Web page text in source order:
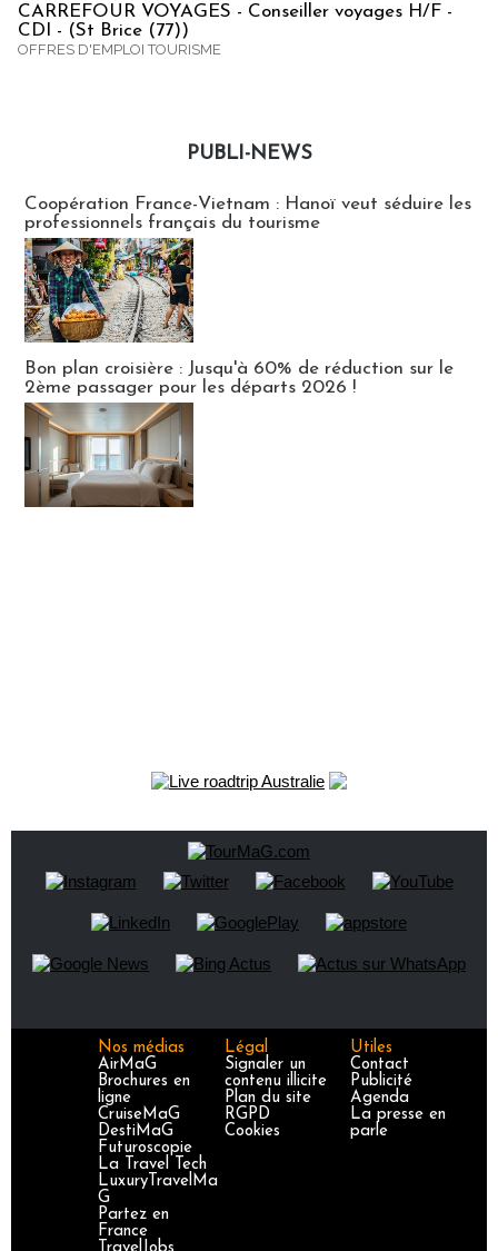
CARREFOUR VOYAGES - Conseiller voyages H/F -
CDI - (St Brice (77))
OFFRES D'EMPLOI TOURISME
PUBLI-NEWS
Coopération France-Vietnam : Hanoï veut séduire les
professionnels français du tourisme
Bon plan croisière : Jusqu'à 60% de réduction sur le
2ème passager pour les départs 2026 !
Nos médias
AirMaG
Brochures en
ligne
CruiseMaG
DestiMaG
Futuroscopie
La Travel Tech
LuxuryTravelMa
G
Partez en
France
Légal
Signaler un
contenu illicite
Plan du site
RGPD
Cookies
Utiles
Contact
Publicité
Agenda
La presse en
parle